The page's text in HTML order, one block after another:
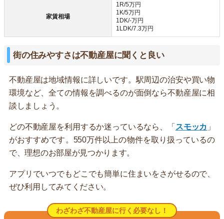
家賃相場
1R/5万円
1K/5万円
1DK/‐万円
1LDK/7.3万円
街の住みやすさは不動産屋に聞くと良い
不動産屋は地域情報に詳しいです。駅周辺の治安や買い物
環境など、全ての情報を調べるのが面倒なら不動産屋に相
談しましょう。
どの不動産屋を利用するか迷っているなら、「 スモッカ 」
がおすすめです。550万件以上の物件を取り扱っているの
で、理想のお部屋が見つかります。
アプリでいつでもどこでも簡単に住まいをさがせるので、
ぜひ利用してみてください。
わざわざ不動産屋に行く必要なし！